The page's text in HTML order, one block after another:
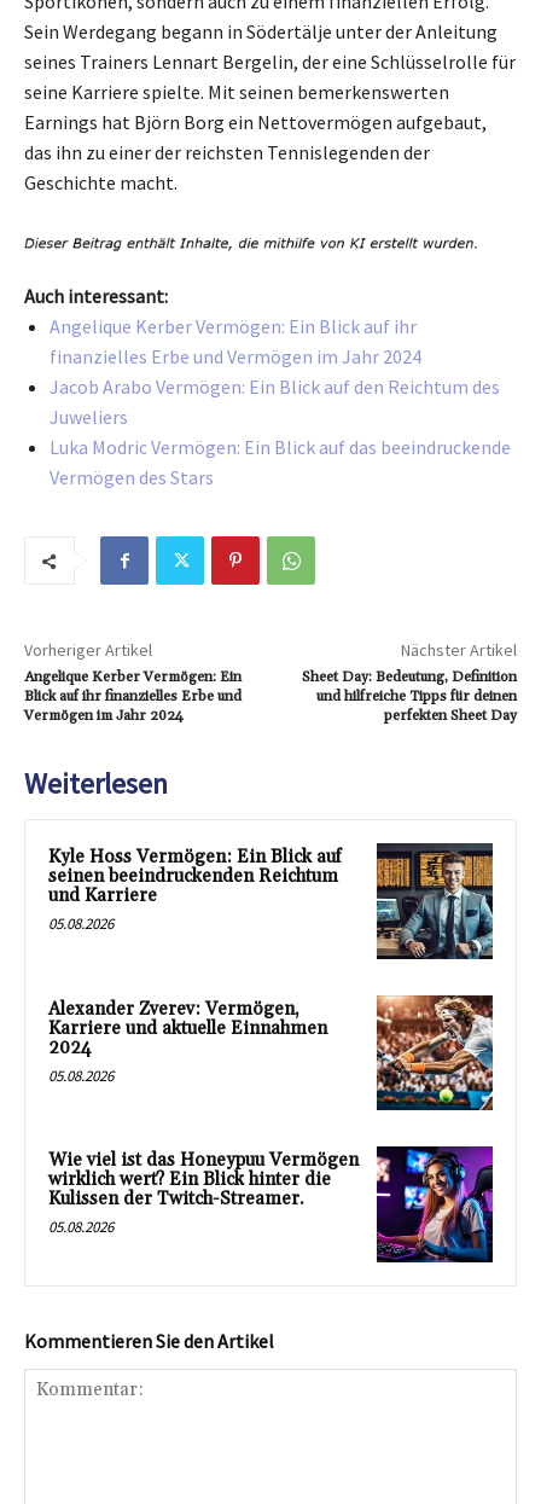
Sein Werdegang begann in Södertälje unter der Anleitung
seines Trainers Lennart Bergelin, der eine Schlüsselrolle für
seine Karriere spielte. Mit seinen bemerkenswerten
Earnings hat Björn Borg ein Nettovermögen aufgebaut,
das ihn zu einer der reichsten Tennislegenden der
Geschichte macht.
Auch interessant:
Angelique Kerber Vermögen: Ein Blick auf ihr
finanzielles Erbe und Vermögen im Jahr 2024
Jacob Arabo Vermögen: Ein Blick auf den Reichtum des
Juweliers
Luka Modric Vermögen: Ein Blick auf das beeindruckende
Vermögen des Stars
Vorheriger Artikel
Angelique Kerber Vermögen: Ein
Blick auf ihr finanzielles Erbe und
Vermögen im Jahr 2024
Nächster Artikel
Sheet Day: Bedeutung, Definition
und hilfreiche Tipps für deinen
perfekten Sheet Day
Weiterlesen
Kyle Hoss Vermögen: Ein Blick auf
seinen beeindruckenden Reichtum
und Karriere
05.08.2026
Alexander Zverev: Vermögen,
Karriere und aktuelle Einnahmen
2024
05.08.2026
Wie viel ist das Honeypuu Vermögen
wirklich wert? Ein Blick hinter die
Kulissen der Twitch-Streamer.
05.08.2026
Kommentieren Sie den Artikel